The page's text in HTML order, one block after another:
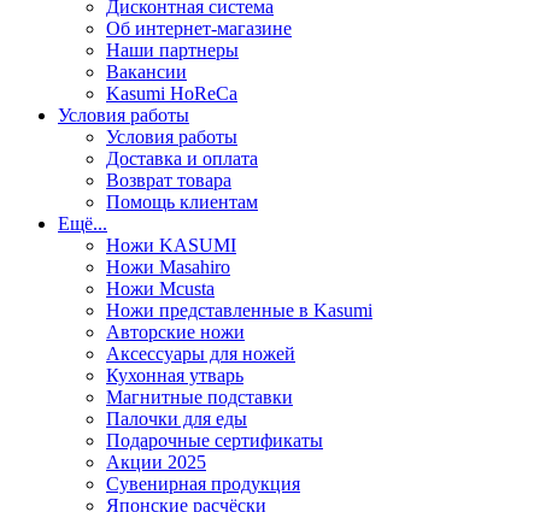
Дисконтная система
Об интернет-магазине
Наши партнеры
Вакансии
Kasumi HoReCa
Условия работы
Условия работы
Доставка и оплата
Возврат товара
Помощь клиентам
Ещё...
Ножи KASUMI
Ножи Masahiro
Ножи Mcusta
Ножи представленные в Kasumi
Авторские ножи
Аксессуары для ножей
Кухонная утварь
Магнитные подставки
Палочки для еды
Подарочные сертификаты
Акции 2025
Сувенирная продукция
Японские расчёски